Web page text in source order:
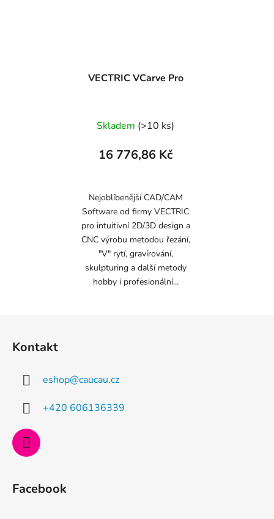
VECTRIC VCarve Pro
Skladem (>10 ks)
16 776,86 Kč
Nejoblíbenější CAD/CAM
Software od firmy VECTRIC
pro intuitivní 2D/3D design a
CNC výrobu metodou řezání,
"V" rytí, gravírování,
skulpturing a další metody
hobby i profesionální...
Kontakt
eshop@caucau.cz
+420 606136339
Facebook